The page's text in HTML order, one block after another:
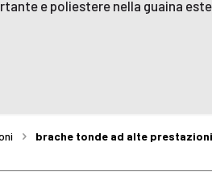
e poliestere nella guaina
brache tonde ad alte